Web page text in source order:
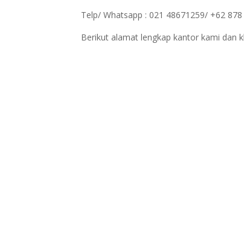
Telp/ Whatsapp : 021 48671259/ +62
Berikut alamat lengkap kantor kami dan